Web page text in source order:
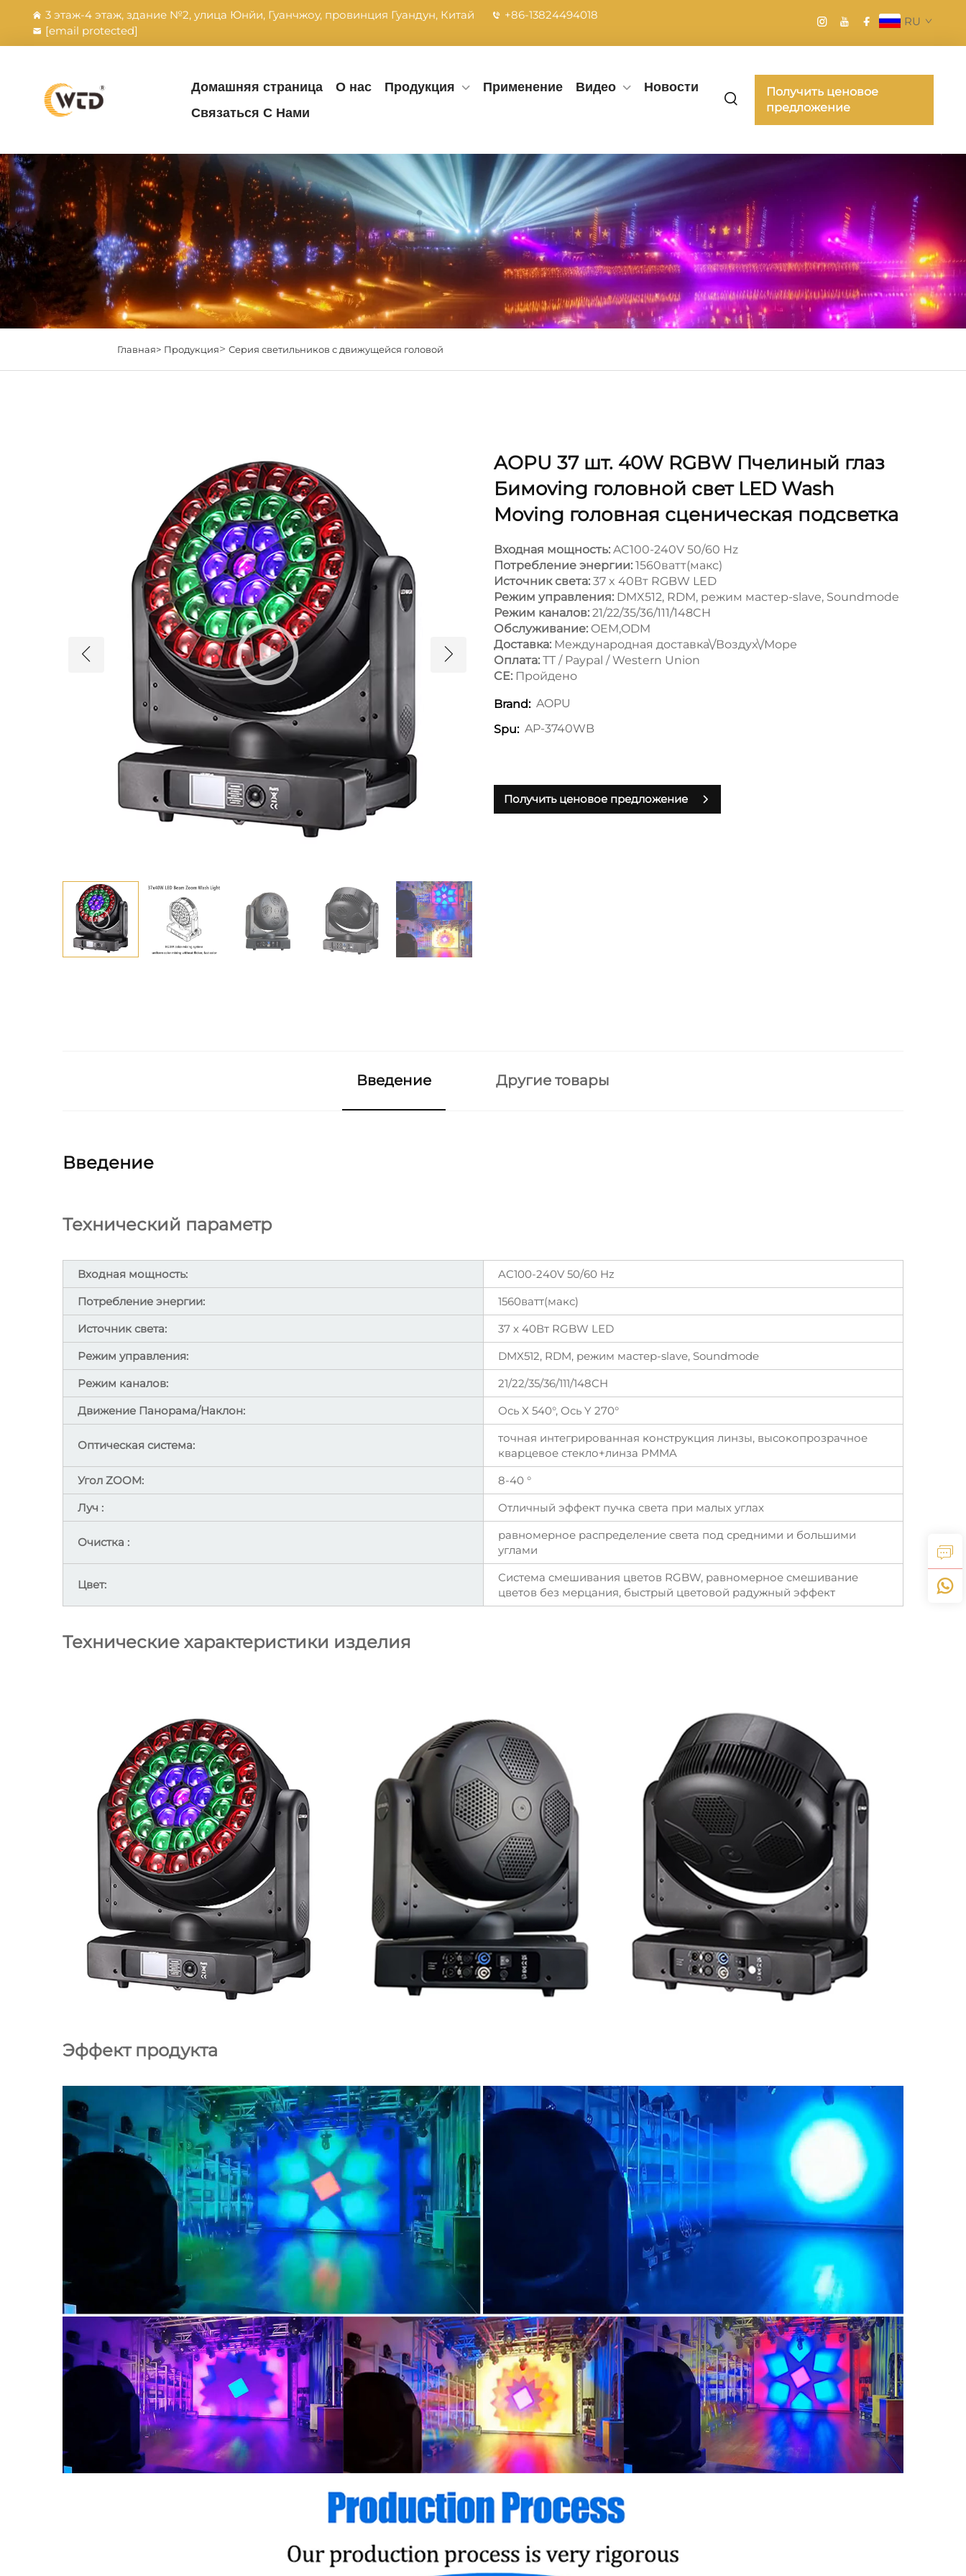
3 этаж-4 этаж, здание №2, улица Юнйи, Гуанчжоу, провинция Гуандун, Китай
+86-13824494018
[email protected]
RU
Домашняя страница О нас Продукция Применение Видео
Новости
Связаться С Нами
Получить ценовое
предложение
Главная> Продукция> Серия светильников с движущейся головой
AOPU 37 шт. 40W RGBW Пчелиный глаз
Бимoving головной свет LED Wash
Moving головная сценическая подсветка
Входная мощность: AC100-240V 50/60 Hz
Потребление энергии: 1560ватт(макс)
Источник света: 37 x 40Вт RGBW LED
Режим управления: DMX512, RDM, режим мастер-slave, Soundmode
Режим каналов: 21/22/35/36/111/148CH
Обслуживание: OEM,ODM
Доставка: Международная доставка\/Воздух\/Море
Оплата: ТТ / Paypal / Western Union
CE: Пройдено
Brand: AOPU
Spu: AP-3740WB
Получить ценовое предложение
Введение Другие товары
Введение
Технический параметр
Входная мощность:
AC100-240V 50/60 Hz
Потребление энергии:
1560ватт(макс)
Источник света:
37 x 40Вт RGBW LED
Режим управления:
DMX512, RDM, режим мастер-slave, Soundmode
Режим каналов:
21/22/35/36/111/148CH
Движение Панорама/Наклон:
Ось X 540°, Ось Y 270°
Оптическая система:
точная интегрированная конструкция линзы, высокопрозрачное
кварцевое стекло+линза PMMA
Угол ZOOM:
8-40 °
Луч :
Отличный эффект пучка света при малых углах
Очистка :
равномерное распределение света под средними и большими
углами
Цвет:
Система смешивания цветов RGBW, равномерное смешивание
цветов без мерцания, быстрый цветовой радужный эффект
Технические характеристики изделия
Эффект продукта